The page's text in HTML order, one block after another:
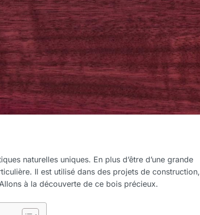
naturelles uniques. En plus d’être d’une grande
Il est utilisé dans des projets de construction,
à la découverte de ce bois précieux.